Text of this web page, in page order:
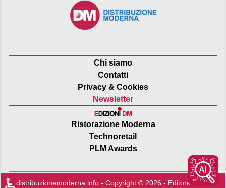
Chi siamo
Contatti
Privacy & Cookies
Newsletter
Ristorazione Moderna
Technoretail
PLM Awards
distribuzionemoderna.info - Copyright © 2026 - Editore:Edra